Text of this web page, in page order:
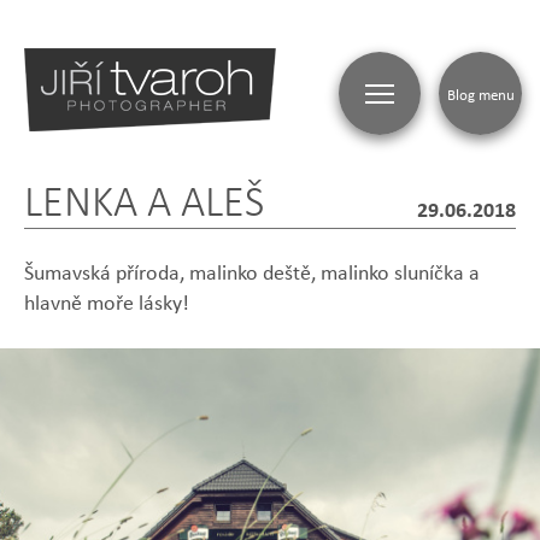
BLOG
LENKA A ALEŠ 29.06.2018
Šumavská příroda, malinko deště, malinko sluníčka a
hlavně moře lásky!
Blog menu